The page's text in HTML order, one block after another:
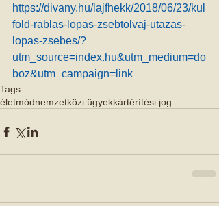
https://divany.hu/lajfhekk/2018/06/23/kul
fold-rablas-lopas-zsebtolvaj-utazas-
lopas-zsebes/?
utm_source=index.hu&utm_medium=do
boz&utm_campaign=link
Tags:
életmódnemzetközi ügyekkártérítési jog